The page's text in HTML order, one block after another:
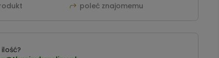
poleć znajomemu